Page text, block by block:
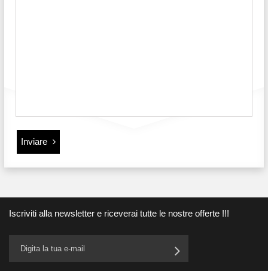
Inviare
Iscriviti alla newsletter e riceverai tutte le nostre offerte !!!